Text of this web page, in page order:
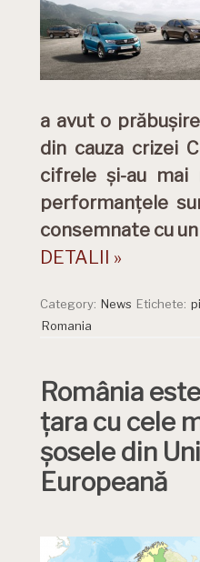
a avut o
din cauza crizei
cifrele și-au
performanțele
consemnate cu
DETALII »
Category: News Etichete:
Romania
România
țara cu cele
șosele din
Europeană